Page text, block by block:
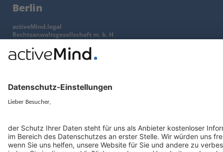
Berlin
activeMind.legal
Rechtsanwaltsgesellschaft m. b. H
10707 Berlin
+49 (0) 30 / 770 19 10 70
Services
Konzern-Datenschutz
Künstliche Intelligenz
Ressourcen
Newsletter
Datenschutzvergleich